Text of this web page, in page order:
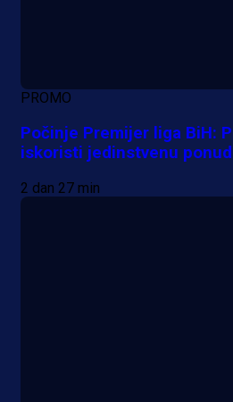
PROMO
Počinje Premijer liga BiH:
iskoristi jedinstvenu
2 dan 27 min